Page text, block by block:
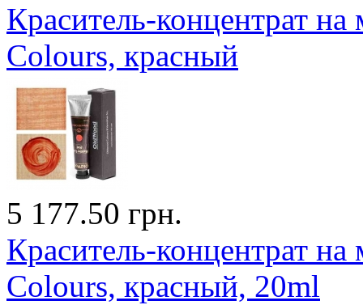
Краситель-концентрат
Colours, красный
5 177.50 грн.
Краситель-концентрат
Colours, красный, 20ml